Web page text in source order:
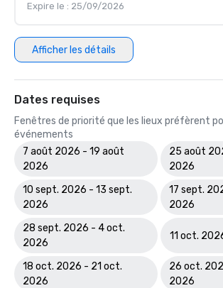
Expire le : 25/09/2026
Afficher les détails
Dates requises
Fenêtres de priorité que les lieux préfèrent
événements
7 août 2026 - 19 août
2026
25 août
2026
10 sept. 2026 - 13 sept.
2026
17 sept.
2026
28 sept. 2026 - 4 oct.
2026
11 oct.
18 oct. 2026 - 21 oct.
2026
26 oct.
2026